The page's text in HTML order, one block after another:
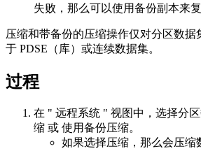
失败，那么可以使用备份副本来复
压缩和带备份的压缩操作仅对分区数据
于 PDSE（库）或连续数据集。
过程
在 " 远程系统 " 视图中，选择分
缩 或 使用备份压缩。
如果选择压缩 ，那么会压缩